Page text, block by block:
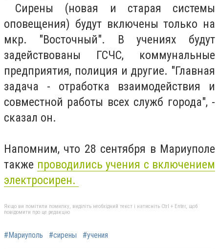
Сирены (новая и старая системы
оповещения) будут включены только на
мкр. "Восточный". В учениях будут
задействованы ГСЧС, коммунальные
предприятия, полиция и другие. "Главная
задача - отработка взаимодействия и
совместной работы всех служб города", -
сказал он.
Напомним, что 28 сентября в Мариуполе
также проводились учения с включением
электросирен.
Якщо ви помітили помилку, виділіть необхідний текст і натисніть Ctrl + Enter, щоб
повідомити про це редакцію
#Мариуполь #сирены #учения